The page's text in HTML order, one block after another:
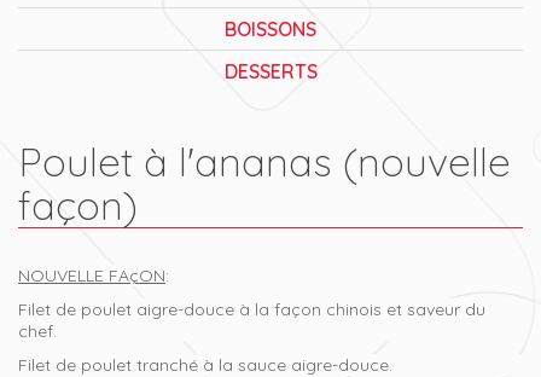
BOISSONS
DESSERTS
Poulet à l'ananas (nouvelle
façon)
NOUVELLE FAçON:
Filet de poulet aigre-douce à la façon chinois et saveur du
chef.
Filet de poulet tranché à la sauce aigre-douce.